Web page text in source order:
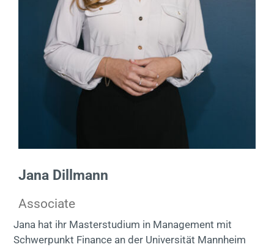
Jana Dillmann
Associate
Jana hat ihr Masterstudium in Management mit
Schwerpunkt Finance an der Universität Mannheim